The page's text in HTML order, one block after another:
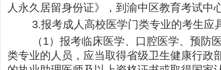
人永久居留身份证》，到渝中区教育考试中
3.报考成人高校医学门类专业的考生应
（1）报考临床医学、口腔医学、预防
类专业的人员，应当取得省级卫生健康行政